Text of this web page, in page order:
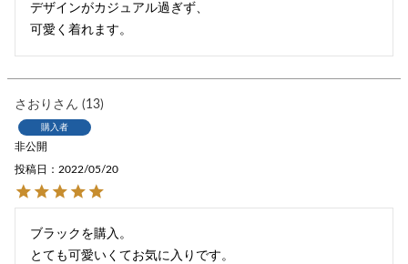
デザインがカジュアル過ぎず、
可愛く着れます。
さおり 13
購入者
非公開
投稿日 2022/05/20
ブラックを購入。
とても可愛いくてお気に入りです。